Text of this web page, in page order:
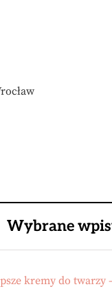
Wybrane
kremy do twarzy